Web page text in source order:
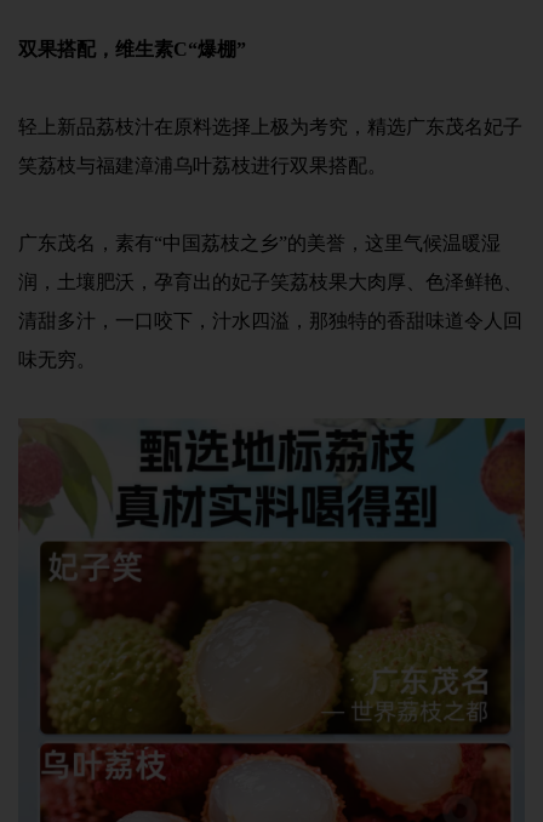
双果搭配，维生素C“爆棚”
轻上新品荔枝汁在原料选择上极为考究，精选广东茂名妃子
笑荔枝与福建漳浦乌叶荔枝进行双果搭配。
广东茂名，素有“中国荔枝之乡”的美誉，这里气候温暖湿
润，土壤肥沃，孕育出的妃子笑荔枝果大肉厚、色泽鲜艳、
清甜多汁，一口咬下，汁水四溢，那独特的香甜味道令人回
味无穷。